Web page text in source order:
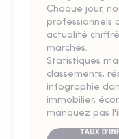
Chaque jour,
professionnels
actualité
marchés.
Statistiques
classements,
infographie
immobilier,
manquez pas